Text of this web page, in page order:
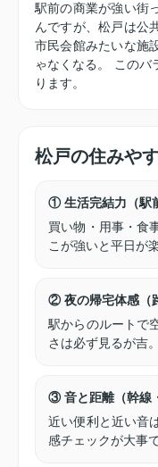
駅前の商業が強い街
んですが、松戸は公
市民会館みたいな施
ゃなくなる。 このバ
ります。
松戸の住みや
① 生活完結力（駅
買い物・用事・食
こが強いと平日が楽
② 夜の帰宅体感（
駅からのルートで
さは必ず見るが吉。
③ 音と距離（幹線
近い便利と近い音
感チェックが大事で